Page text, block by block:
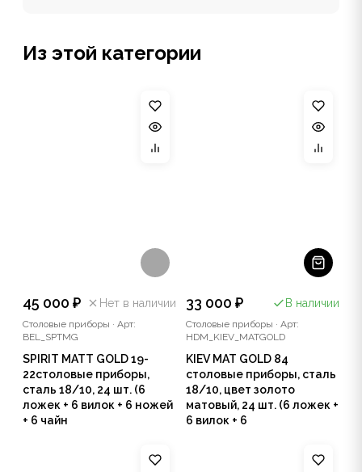
Из этой категории
45 000 ₽ Нет в наличии
Столовые приборы · Арт:
BEL_SPTMG
SPIRIT MATT GOLD 19-
22столовые приборы,
сталь 18/10, 24 шт. (6
ложек + 6 вилок + 6 ножей
+ 6 чайн
33 000 ₽ В наличии
Столовые приборы · Арт:
HDM_KIEV_MATGOLD
KIEV MAT GOLD 84
столовые приборы, сталь
18/10, цвет золото
матовый, 24 шт. (6 ложек +
6 вилок + 6